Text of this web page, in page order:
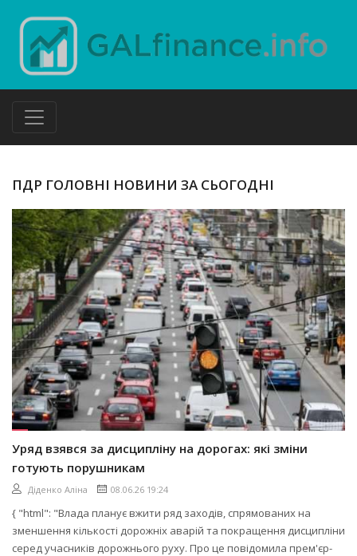
ПДР ГОЛОВНІ НОВИНИ ЗА СЬОГОДНІ
Уряд взявся за дисципліну на дорогах: які зміни
готують порушникам
Діденко Аліна 08.06.26 19:24
{ "html": "Влада планує вжити ряд заходів, спрямованих на
зменшення кількості дорожніх аварій та покращення дисципліни
серед учасників дорожнього руху. Про це повідомила прем'єр-